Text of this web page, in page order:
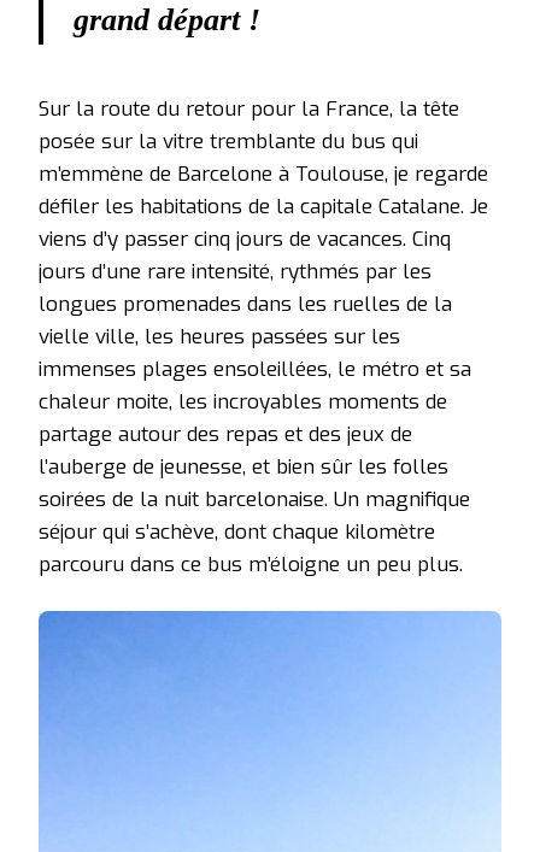
grand départ !
Sur la route du retour pour la France, la tête
posée sur la vitre tremblante du bus qui
m’emmène de Barcelone à Toulouse, je regarde
défiler les habitations de la capitale Catalane. Je
viens d’y passer cinq jours de vacances. Cinq
jours d’une rare intensité, rythmés par les
longues promenades dans les ruelles de la
vielle ville, les heures passées sur les
immenses plages ensoleillées, le métro et sa
chaleur moite, les incroyables moments de
partage autour des repas et des jeux de
l’auberge de jeunesse, et bien sûr les folles
soirées de la nuit barcelonaise. Un magnifique
séjour qui s’achève, dont chaque kilomètre
parcouru dans ce bus m’éloigne un peu plus.